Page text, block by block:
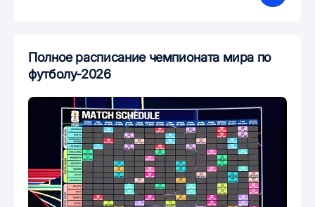
Полное расписание чемпионата мира по
футболу-2026